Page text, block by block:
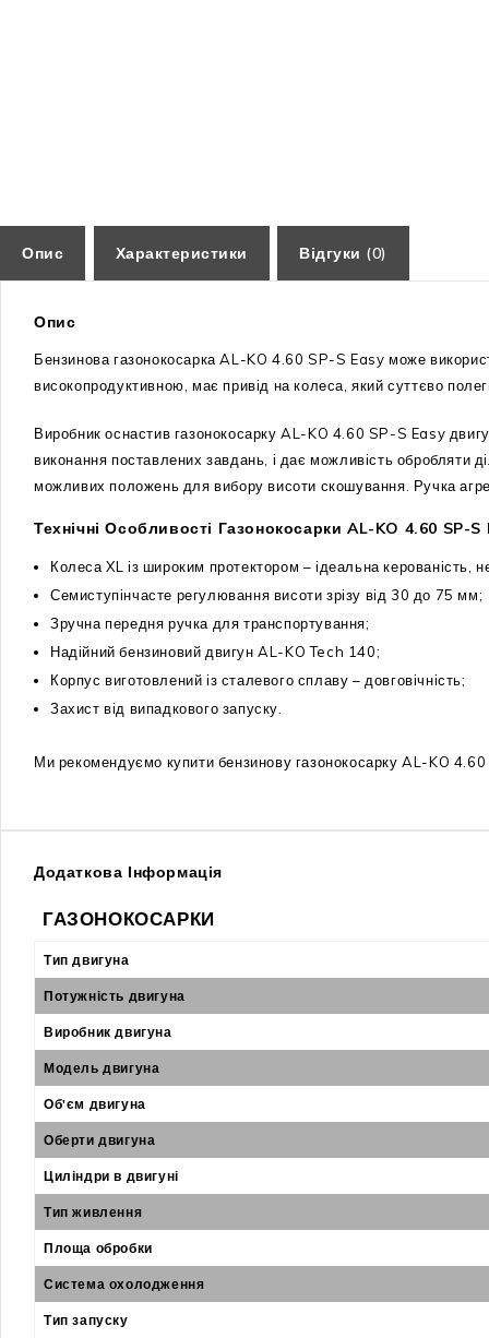
Опис Характеристики Відгуки (0)
Опис
Бензинова газонокосарка AL-KO 4.60 SP-S Easy може
високопродуктивною, має привід на колеса, який суттєво
Виробник оснастив газонокосарку AL-KO 4.60 SP-S Easy
виконання поставлених завдань, і дає можливість обробляти
можливих положень для вибору висоти скошування. Ручка
Технічні Особливості Газонокосарки AL-KO 4.60 SP-S
Колеса XL із широким протектором – ідеальна керованість,
Семиступінчасте регулювання висоти зрізу від 30 до 75 мм;
Зручна передня ручка для транспортування;
Надійний бензиновий двигун AL-KO Tech 140;
Корпус виготовлений із сталевого сплаву – довговічність;
Захист від випадкового запуску.
Ми рекомендуємо купити бензинову газонокосарку AL-KO
Додаткова Інформація
ГАЗОНОКОСАРКИ
Тип двигуна
Потужність двигуна
Виробник двигуна
Модель двигуна
Об'єм двигуна
Оберти двигуна
Циліндри в двигуні
Тип живлення
Площа обробки
Система охолодження
Тип запуску